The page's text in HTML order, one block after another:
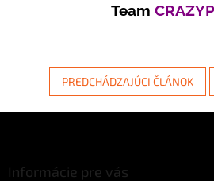
Team
PREDCHÁDZAJÚCI ČLÁNOK
Informácie pre vás